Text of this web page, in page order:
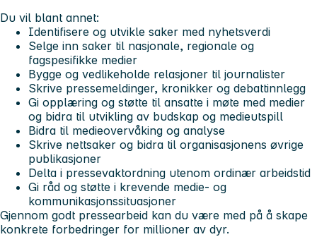
Du vil blant annet:
Identifisere og utvikle saker med nyhetsverdi
Selge inn saker til nasjonale, regionale og
fagspesifikke medier
Bygge og vedlikeholde relasjoner til journalister
Skrive pressemeldinger, kronikker og debattinnlegg
Gi opplæring og støtte til ansatte i møte med medier
og bidra til utvikling av budskap og medieutspill
Bidra til medieovervåking og analyse
Skrive nettsaker og bidra til organisasjonens øvrige
publikasjoner
Delta i pressevaktordning utenom ordinær arbeidstid
Gi råd og støtte i krevende medie- og
kommunikasjonssituasjoner
Gjennom godt pressearbeid kan du være med på å skape
konkrete forbedringer for millioner av dyr.